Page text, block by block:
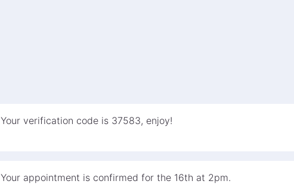
Your verification code is 37583, enjoy!
Your appointment is confirmed for the 16th at 2pm.